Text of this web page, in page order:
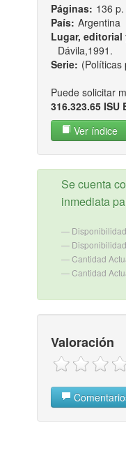
Páginas: 136 p.
País: Argentina
Lugar, editorial
Dávila,1991.
Serie: (Políticas
Puede solicitar
316.323.65 ISU
Ver índice
Se cuenta
inmediata
Cantidad
Cantidad
Valoración